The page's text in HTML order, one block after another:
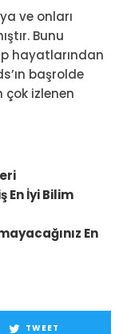
ve onları
Bunu
hayatlarından
başrolde
çok izlenen
En İyi Bilim
En
TWEET